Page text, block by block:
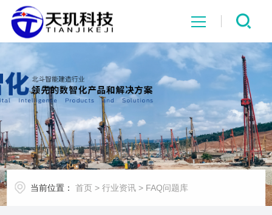
网站首页
系统中心
解决方案
项目案例
当前位置： 首页 >行业资讯 > FAQ问题库